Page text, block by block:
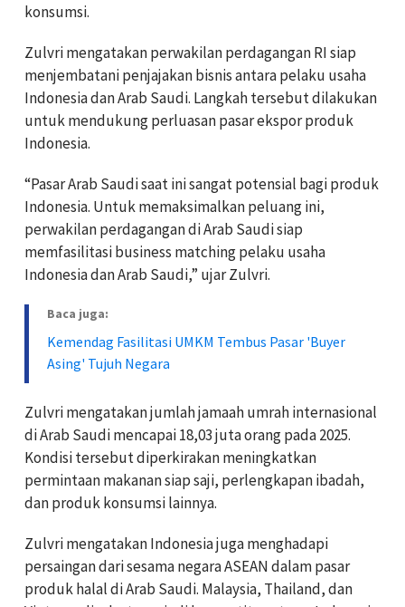
konsumsi.
Zulvri mengatakan perwakilan perdagangan RI siap
menjembatani penjajakan bisnis antara pelaku usaha
Indonesia dan Arab Saudi. Langkah tersebut dilakukan
untuk mendukung perluasan pasar ekspor produk
Indonesia.
“Pasar Arab Saudi saat ini sangat potensial bagi produk
Indonesia. Untuk memaksimalkan peluang ini,
perwakilan perdagangan di Arab Saudi siap
memfasilitasi business matching pelaku usaha
Indonesia dan Arab Saudi,” ujar Zulvri.
Baca juga:
Kemendag Fasilitasi UMKM Tembus Pasar 'Buyer
Asing' Tujuh Negara
Zulvri mengatakan jumlah jamaah umrah internasional
di Arab Saudi mencapai 18,03 juta orang pada 2025.
Kondisi tersebut diperkirakan meningkatkan
permintaan makanan siap saji, perlengkapan ibadah,
dan produk konsumsi lainnya.
Zulvri mengatakan Indonesia juga menghadapi
persaingan dari sesama negara ASEAN dalam pasar
produk halal di Arab Saudi. Malaysia, Thailand, dan